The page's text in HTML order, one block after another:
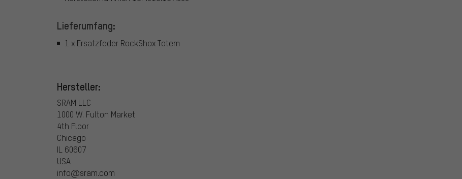
Lieferumfang:
1 x Ersatzfeder RockShox Totem
Hersteller:
SRAM LLC
1000 W. Fulton Market
4th Floor
Chicago
IL 60607
USA
info@sram.com